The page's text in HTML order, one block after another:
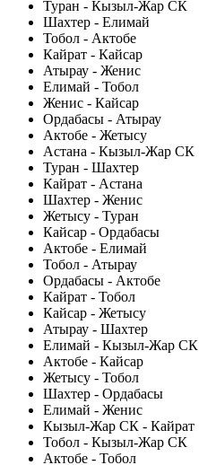
Туран - Кызыл-Жар СК
Шахтер - Елимай
Тобол - Актобе
Кайрат - Кайсар
Атырау - Женис
Елимай - Тобол
Женис - Кайсар
Ордабасы - Атырау
Актобе - Жетысу
Астана - Кызыл-Жар СК
Туран - Шахтер
Кайрат - Астана
Шахтер - Женис
Жетысу - Туран
Кайсар - Ордабасы
Актобе - Елимай
Тобол - Атырау
Ордабасы - Актобе
Кайрат - Тобол
Кайсар - Жетысу
Атырау - Шахтер
Елимай - Кызыл-Жар СК
Актобе - Кайсар
Жетысу - Тобол
Шахтер - Ордабасы
Елимай - Женис
Кызыл-Жар СК - Кайрат
Тобол - Кызыл-Жар СК
Актобе - Тобол